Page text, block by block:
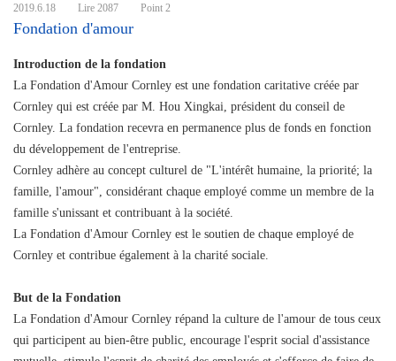
2019.6.18 Lire 2087 Point 2
Fondation d'amour
Introduction de la fondation
La Fondation d'Amour Cornley est une fondation caritative créée par
Cornley qui est créée par M. Hou Xingkai, président du conseil de
Cornley. La fondation recevra en permanence plus de fonds en fonction
du développement de l'entreprise.
Cornley adhère au concept culturel de "L'intérêt humaine, la priorité; la
famille, l'amour", considérant chaque employé comme un membre de la
famille s'unissant et contribuant à la société.
La Fondation d'Amour Cornley est le soutien de chaque employé de
Cornley et contribue également à la charité sociale.
But de la Fondation
La Fondation d'Amour Cornley répand la culture de l'amour de tous ceux
qui participent au bien-être public, encourage l'esprit social d'assistance